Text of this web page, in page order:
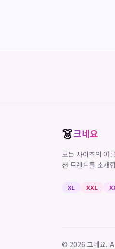
👗크네요
모든 사이즈의 아
션 트렌드를 소개
XL XXL
© 2026 크네요.